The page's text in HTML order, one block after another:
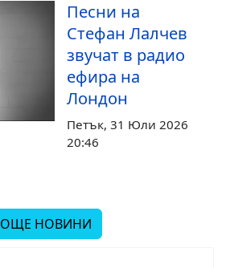
Песни на
Стефан Лалчев
звучат в радио
ефира на
Лондон
Петък, 31 Юли 2026
20:46
ОЩЕ НОВИНИ